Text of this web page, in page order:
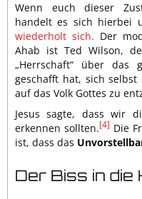
Wenn euch dieser
handelt es sich hierbei
wiederholt sich. Der
Ahab ist Ted Wilson,
„Herrschaft“ über das
geschafft hat, sich selbst
auf das Volk Gottes zu
Jesus sagte, dass wir
erkennen sollten.[4] Die
ist, dass das
Der Biss in die